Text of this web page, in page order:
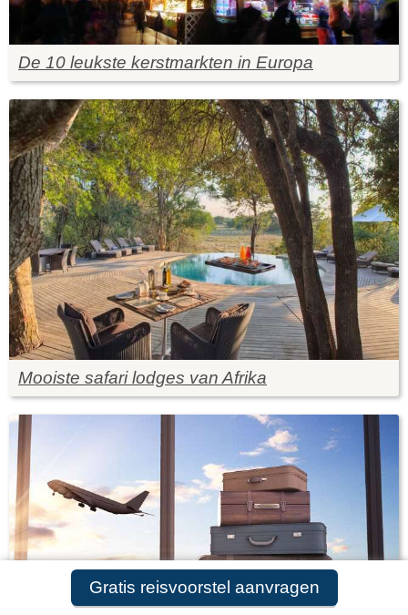
Gratis reisvoorstel aanvragen
De 10 leukste kerstmarkten in Europa
Mooiste safari lodges van Afrika